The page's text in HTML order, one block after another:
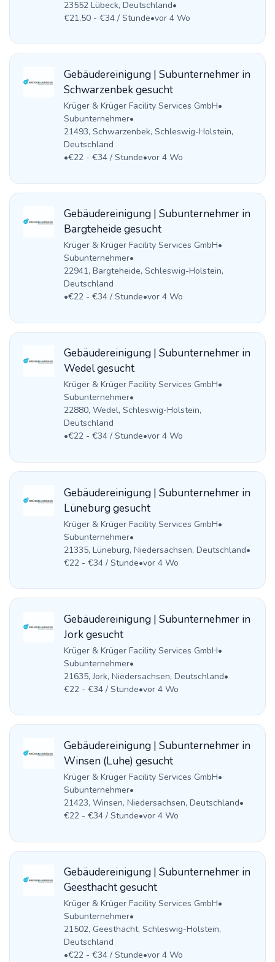
23552 Lübeck, Deutschland•
€21,50 - €34 / Stunde•vor 4 Wo
Gebäudereinigung | Subunternehmer in
Schwarzenbek gesucht
Krüger & Krüger Facility Services GmbH•
Subunternehmer•
21493, Schwarzenbek, Schleswig-Holstein,
Deutschland
•€22 - €34 / Stunde•vor 4 Wo
Gebäudereinigung | Subunternehmer in
Bargteheide gesucht
Krüger & Krüger Facility Services GmbH•
Subunternehmer•
22941, Bargteheide, Schleswig-Holstein,
Deutschland
•€22 - €34 / Stunde•vor 4 Wo
Gebäudereinigung | Subunternehmer in
Wedel gesucht
Krüger & Krüger Facility Services GmbH•
Subunternehmer•
22880, Wedel, Schleswig-Holstein,
Deutschland
•€22 - €34 / Stunde•vor 4 Wo
Gebäudereinigung | Subunternehmer in
Lüneburg gesucht
Krüger & Krüger Facility Services GmbH•
Subunternehmer•
21335, Lüneburg, Niedersachsen, Deutschland•
€22 - €34 / Stunde•vor 4 Wo
Gebäudereinigung | Subunternehmer in
Jork gesucht
Krüger & Krüger Facility Services GmbH•
Subunternehmer•
21635, Jork, Niedersachsen, Deutschland•
€22 - €34 / Stunde•vor 4 Wo
Gebäudereinigung | Subunternehmer in
Winsen (Luhe) gesucht
Krüger & Krüger Facility Services GmbH•
Subunternehmer•
21423, Winsen, Niedersachsen, Deutschland•
€22 - €34 / Stunde•vor 4 Wo
Gebäudereinigung | Subunternehmer in
Geesthacht gesucht
Krüger & Krüger Facility Services GmbH•
Subunternehmer•
21502, Geesthacht, Schleswig-Holstein,
Deutschland
•€22 - €34 / Stunde•vor 4 Wo